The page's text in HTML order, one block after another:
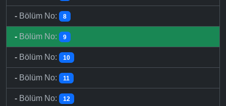
- Bölüm No: 8
- Bölüm No: 9
- Bölüm No: 10
- Bölüm No: 11
- Bölüm No: 12